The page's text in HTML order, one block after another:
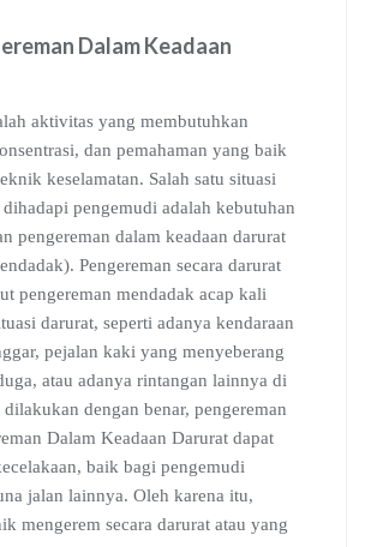
Dalam Keadaan
aktivitas yang membutuhkan
dan pemahaman yang baik
keselamatan. Salah satu situasi
pengemudi adalah kebutuhan
pengereman dalam keadaan darurat
Pengereman secara darurat
pengereman mendadak acap kali
darurat, seperti adanya kendaraan
pejalan kaki yang menyeberang
atau adanya rintangan lainnya di
dengan benar, pengereman
Dalam Keadaan Darurat dapat
baik bagi pengemudi
jalan lainnya. Oleh karena itu,
mengerem secara darurat atau yang